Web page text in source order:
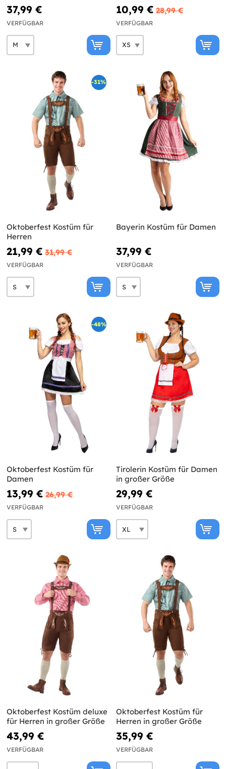
37,99 €
VERFÜGBAR
10,99 € 28,99 €
VERFÜGBAR
-31%
Oktoberfest Kostüm für
Herren
21,99 € 31,99 €
VERFÜGBAR
Bayerin Kostüm für Damen
37,99 €
VERFÜGBAR
-48%
Oktoberfest Kostüm für
Damen
13,99 € 26,99 €
VERFÜGBAR
Tirolerin Kostüm für Damen
in großer Größe
29,99 €
VERFÜGBAR
Oktoberfest Kostüm deluxe
für Herren in großer Größe
43,99 €
VERFÜGBAR
Oktoberfest Kostüm für
Herren in großer Größe
35,99 €
VERFÜGBAR